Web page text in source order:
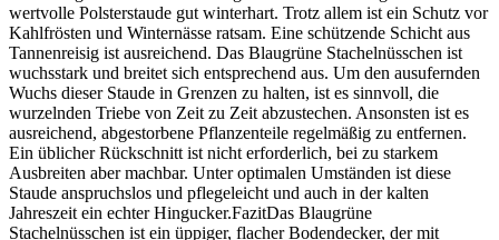
wertvolle Polsterstaude gut winterhart. Trotz allem ist ein Schutz vor
Kahlfrösten und Winternässe ratsam. Eine schützende Schicht aus
Tannenreisig ist ausreichend. Das Blaugrüne Stachelnüsschen ist
wuchsstark und breitet sich entsprechend aus. Um den ausufernden
Wuchs dieser Staude in Grenzen zu halten, ist es sinnvoll, die
wurzelnden Triebe von Zeit zu Zeit abzustechen. Ansonsten ist es
ausreichend, abgestorbene Pflanzenteile regelmäßig zu entfernen.
Ein üblicher Rückschnitt ist nicht erforderlich, bei zu starkem
Ausbreiten aber machbar. Unter optimalen Umständen ist diese
Staude anspruchslos und pflegeleicht und auch in der kalten
Jahreszeit ein echter Hingucker.FazitDas Blaugrüne
Stachelnüsschen ist ein üppiger, flacher Bodendecker, der mit